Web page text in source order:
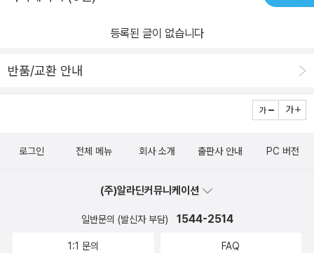
등록된 글이 없습니다
반품/교환 안내
로그인 전체 메뉴 회사 소개 출판사 안내 PC 버전
(주)알라딘커뮤니케이션
일반문의 (발신자 부담) 1544-2514
1:1 문의 FAQ